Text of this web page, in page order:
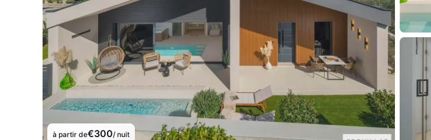
à partir de€300/ nuit